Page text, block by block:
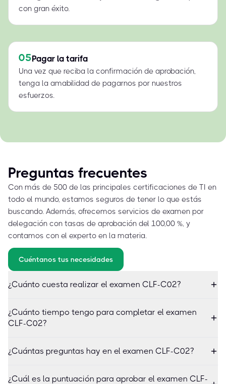
con gran éxito.
05Pagar la tarifa
Una vez que reciba la confirmación de aprobación,
tenga la amabilidad de pagarnos por nuestros
esfuerzos.
Preguntas frecuentes
Con más de 500 de las principales certificaciones de TI en
todo el mundo, estamos seguros de tener lo que estás
buscando. Además, ofrecemos servicios de examen por
delegación con tasas de aprobación del 100,00 %, y
contamos con el experto en la materia.
Cuéntanos tus necesidades
¿Cuánto cuesta realizar el examen CLF-C02?
¿Cuánto tiempo tengo para completar el examen
CLF-C02?
¿Cuántas preguntas hay en el examen CLF-C02?
¿Cuál es la puntuación para aprobar el examen CLF-